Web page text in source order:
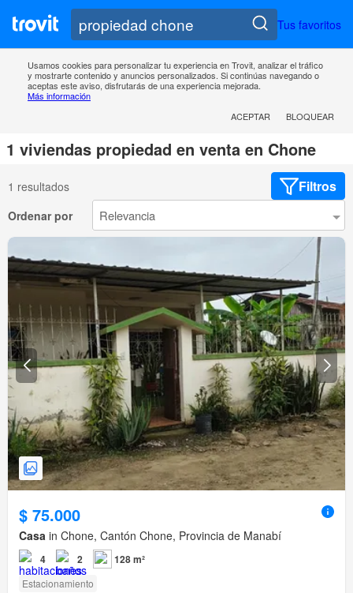
Tus favoritos
Usamos cookies para personalizar tu experiencia en Trovit, analizar el tráfico
y mostrarte contenido y anuncios personalizados. Si continúas navegando o
aceptas este aviso, disfrutarás de una experiencia mejorada.
Más información
ACEPTAR
BLOQUEAR
1 viviendas propiedad en venta en Chone
1 resultados Filtros
Ordenar por
$ 75.000
Casa in Chone, Cantón Chone, Provincia de Manabí
4 2 128 m²
Estacionamiento